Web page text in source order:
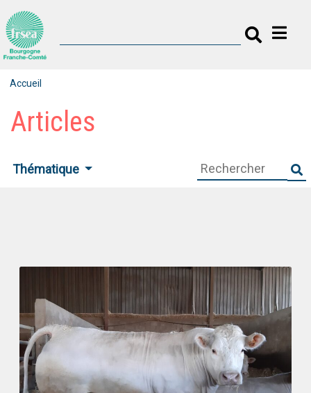
Accueil
Articles
Thématique